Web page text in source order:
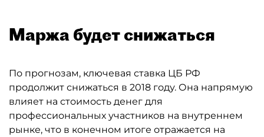
Маржа будет снижаться
По прогнозам, ключевая ставка ЦБ РФ
продолжит снижаться в 2018 году. Она напрямую
влияет на стоимость денег для
профессиональных участников на внутреннем
рынке, что в конечном итоге отражается на